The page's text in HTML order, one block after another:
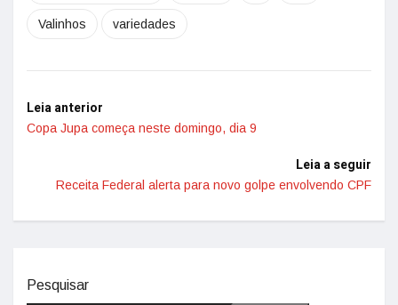
Valinhos variedades
Leia anterior
Copa Jupa começa neste domingo, dia 9
Leia a seguir
Receita Federal alerta para novo golpe envolvendo CPF
Pesquisar